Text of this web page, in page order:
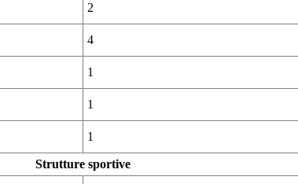
2
4
1
1
1
Strutture sportive